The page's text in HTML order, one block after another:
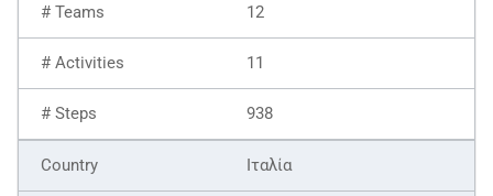
12
11
938
Ιταλία